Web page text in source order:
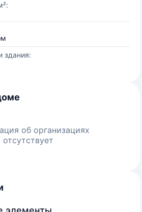
здания:
об организациях
отсутствует